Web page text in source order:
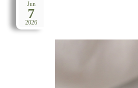
Jun
7
2026